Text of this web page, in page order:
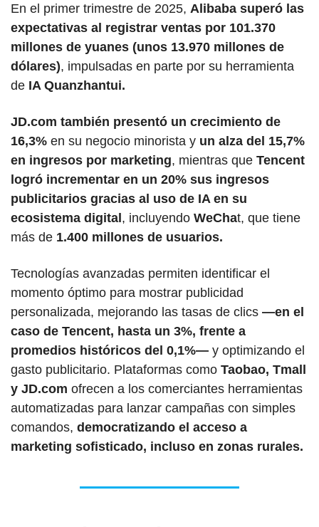
En el primer trimestre de 2025, Alibaba superó las
expectativas al registrar ventas por 101.370
millones de yuanes (unos 13.970 millones de
dólares), impulsadas en parte por su herramienta
de IA Quanzhantui.
JD.com también presentó un crecimiento de
16,3% en su negocio minorista y un alza del 15,7%
en ingresos por marketing, mientras que Tencent
logró incrementar en un 20% sus ingresos
publicitarios gracias al uso de IA en su
ecosistema digital, incluyendo WeChat, que tiene
más de 1.400 millones de usuarios.
Tecnologías avanzadas permiten identificar el
momento óptimo para mostrar publicidad
personalizada, mejorando las tasas de clics —en el
caso de Tencent, hasta un 3%, frente a
promedios históricos del 0,1%— y optimizando el
gasto publicitario. Plataformas como Taobao, Tmall
y JD.com ofrecen a los comerciantes herramientas
automatizadas para lanzar campañas con simples
comandos, democratizando el acceso a
marketing sofisticado, incluso en zonas rurales.